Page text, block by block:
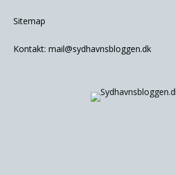
Sitemap
Kontakt:mail@sydhavnsbloggen.dk